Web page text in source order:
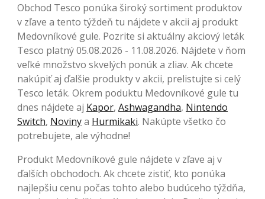
Obchod Tesco ponúka široký sortiment produktov
v zľave a tento týždeň tu nájdete v akcii aj produkt
Medovníkové gule. Pozrite si aktuálny akciový leták
Tesco platný 05.08.2026 - 11.08.2026. Nájdete v ňom
veľké množstvo skvelých ponúk a zliav. Ak chcete
nakúpiť aj ďalšie produkty v akcii, prelistujte si celý
Tesco leták. Okrem poduktu Medovníkové gule tu
dnes nájdete aj Kapor, Ashwagandha, Nintendo
Switch, Novinya Hurmikaki. Nakúpte všetko čo
potrebujete, ale výhodne!
Produkt Medovníkové gule nájdete v zľave aj v
ďalších obchodoch. Ak chcete zistiť, kto ponúka
najlepšiu cenu počas tohto alebo budúceho týždňa,